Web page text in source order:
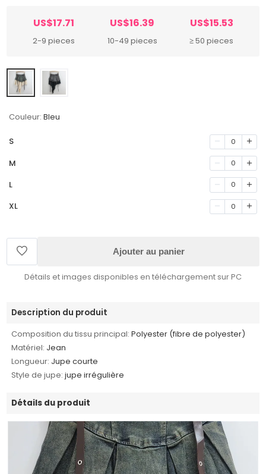
US$17.71
2-9 pieces
US$16.39
10-49 pieces
US$15.53
≥ 50 pieces
Couleur: Bleu
S 0
M 0
L 0
XL 0
Ajouter au panier
Détails et images disponibles en téléchargement sur PC
Description du produit
Composition du tissu principal: Polyester (fibre de polyester)
Matériel: Jean
Longueur: Jupe courte
Style de jupe: jupe irrégulière
Détails du produit